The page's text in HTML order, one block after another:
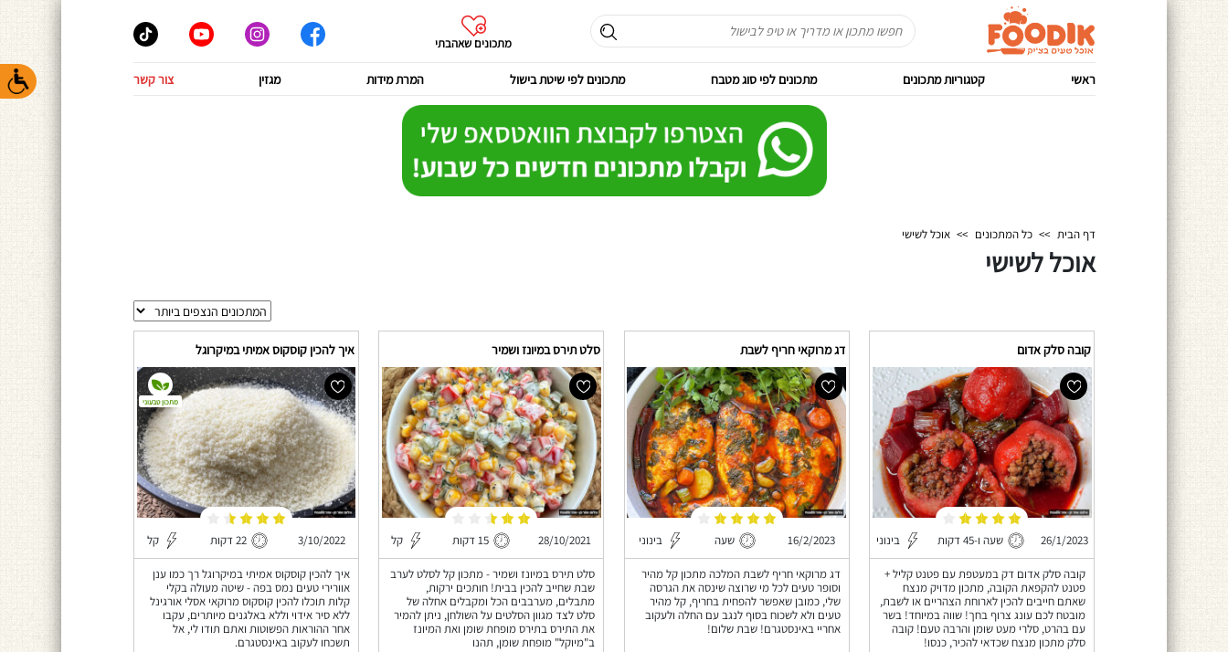
מתכונים שאהבתי
ראשי קטגוריות מתכונים מתכונים לפי סוג מטבח מתכונים לפי שיטת בישול המרת מידות מגזין צור קשר
דף הבית >> כל המתכונים >> אוכל לשישי
אוכל לשישי
קובה סלק אדום
26/1/2023 שעה ו-45 דקות בינוני
קובה סלק אדום דק במעטפת עם פטנט קליל +
פטנט להקפאת הקובה, מתכון מדויק מנצח
שאתם חייבים להכין לארוחת הצהריים או לשבת,
מובטח לכם עונג צרוף בחך! שווה במיוחד! בשר
עם בהרט, סלרי מעט שומן והרבה טעם! קובה
סלק מתכון מנצח שכדאי להכיר, כנסו!
דג מרוקאי חריף לשבת
16/2/2023 שעה בינוני
דג מרוקאי חריף לשבת המלכה מתכון קל מהיר
וסופר טעים לכל מי שרוצה שינסה את הגרסה
שלי, כמובן שאפשר להפחית בחריף, קל מהיר
טעים ולא לשכוח בסוף לנגב עם החלה ולעקוב
אחריי באינסטגרם! שבת שלום!
סלט תירס במיונז ושמיר
28/10/2021 15 דקות קל
סלט תירס במיונז ושמיר - מתכון קל לסלט לערב
שבת שחייב להכין בבית! חותכים ירקות,
מתבלים, מערבבים הכל ומקבלים אחלה של
סלט לצד מגוון הסלטים על השולחן, ניתן להמיר
את התירס בתירס מופחת שומן ואת המיונז
ב"מיוקל" מופחת שומן, תהנו
איך להכין קוסקוס אמיתי במיקרוגל
3/10/2022 22 דקות קל
איך להכין קוסקוס אמיתי במיקרוגל רך כמו ענן
אוורירי טעים נמס בפה - שיטה מעולה בקלי
קלות תוכלו להכין קוסקוס מרוקאי אסלי אורגינל
ללא סיר אידוי וללא באלגנים מיותרים, עקבו
אחר ההוראות הפשוטות ואתם תודו לי, אל
תשכחו לעקוב באינסטגרם.
מתכון טבעוני